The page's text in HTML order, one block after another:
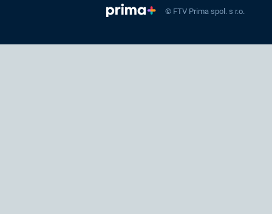
© FTV Prima spol. s r.o.